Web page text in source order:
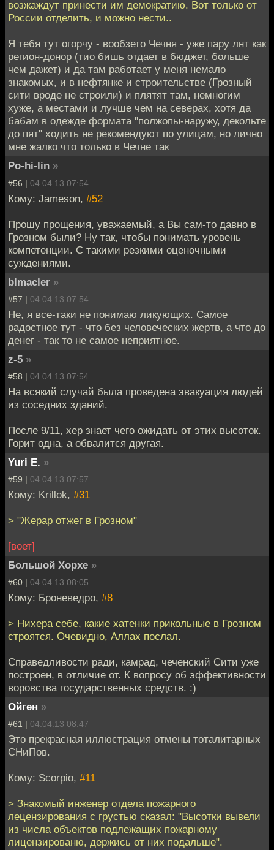
возжаждут принести им демократию. Вот только от
России отделить, и можно нести..
Я тебя тут огорчу - вообзето Чечня - уже пару лнт как
регион-донор (тио бишь отдает в бюджет, больше
чем дажет) и да там работает у меня немало
знакомых, и в нефтянке и строительстве (Грозный
сити вроде не строили) и плятят там, немногим
хуже, а местами и лучше чем на северах, хотя да
бабам в одежде формата "полжопы-наружу, декольте
до пят" ходить не рекомендуют по улицам, но лично
мне жалко что только в Чечне так
Po-hi-lin »
#56 | 04.04.13 07:54
Кому: Jameson, #52
Прошу прощения, уважаемый, а Вы сам-то давно в
Грозном были? Ну так, чтобы понимать уровень
компетенции. С такими резкими оценочными
суждениями.
blmacler »
#57 | 04.04.13 07:54
Не, я все-таки не понимаю ликующих. Самое
радостное тут - что без человеческих жертв, а что до
денег - так то не самое неприятное.
z-5 »
#58 | 04.04.13 07:54
На всякий случай была проведена эвакуация людей
из соседних зданий.
После 9/11, хер знает чего ожидать от этих высоток.
Горит одна, а обвалится другая.
Yuri E. »
#59 | 04.04.13 07:57
Кому: Krillok, #31
> "Жерар отжег в Грозном"
[воет]
Большой Хорхе »
#60 | 04.04.13 08:05
Кому: Броневедро, #8
> Нихера себе, какие хатенки прикольные в Грозном
строятся. Очевидно, Аллах послал.
Справедливости ради, камрад, чеченский Сити уже
построен, в отличие от. К вопросу об эффективности
воровства государственных средств. :)
Ойген »
#61 | 04.04.13 08:47
Это прекрасная иллюстрация отмены тоталитарных
СНиПов.
Кому: Scorpio, #11
> Знакомый инженер отдела пожарного
лецензирования с грустью сказал: "Высотки вывели
из числа объектов подлежащих пожарному
лицензированю, держись от них подальше".